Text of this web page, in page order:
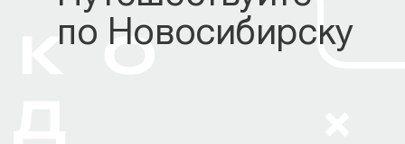
по Новосибирску